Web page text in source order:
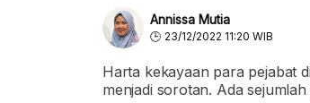
Annissa Mutia
23/12/2022 11:20 WIB
Harta kekayaan para pejabat
menjadi sorotan. Ada